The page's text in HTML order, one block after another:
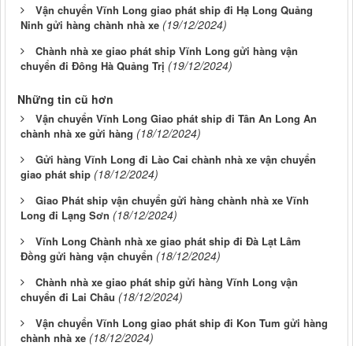
Vận chuyển Vĩnh Long giao phát ship đi Hạ Long Quảng
Ninh gửi hàng chành nhà xe (19/12/2024)
Chành nhà xe giao phát ship Vĩnh Long gửi hàng vận
chuyển đi Đông Hà Quảng Trị (19/12/2024)
Những tin cũ hơn
Vận chuyển Vĩnh Long Giao phát ship đi Tân An Long An
chành nhà xe gửi hàng (18/12/2024)
Gửi hàng Vĩnh Long đi Lào Cai chành nhà xe vận chuyển
giao phát ship (18/12/2024)
Giao Phát ship vận chuyển gửi hàng chành nhà xe Vĩnh
Long đi Lạng Sơn (18/12/2024)
Vĩnh Long Chành nhà xe giao phát ship đi Đà Lạt Lâm
Đồng gửi hàng vận chuyển (18/12/2024)
Chành nhà xe giao phát ship gửi hàng Vĩnh Long vận
chuyển đi Lai Châu (18/12/2024)
Vận chuyển Vĩnh Long giao phát ship đi Kon Tum gửi hàng
chành nhà xe (18/12/2024)